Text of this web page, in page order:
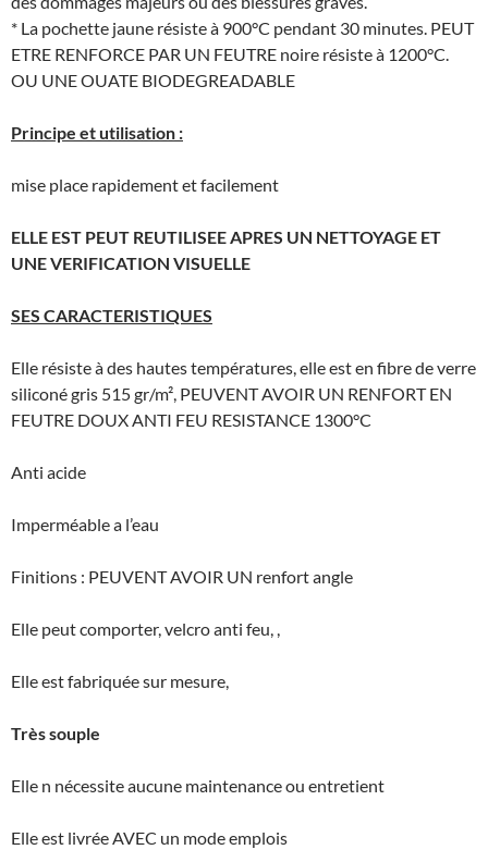
* La pochette jaune résiste à 900°C pendant 30 minutes. PEUT
ETRE RENFORCE PAR UN FEUTRE noire résiste à 1200°C.
OU UNE OUATE BIODEGREADABLE
Principe et utilisation :
mise place rapidement et facilement
ELLE EST PEUT REUTILISEE APRES UN NETTOYAGE ET
UNE VERIFICATION VISUELLE
SES CARACTERISTIQUES
Elle résiste à des hautes températures, elle est en fibre de verre
siliconé gris 515 gr/m², PEUVENT AVOIR UN RENFORT EN
FEUTRE DOUX ANTI FEU RESISTANCE 1300°C
Anti acide
Imperméable a l’eau
Finitions : PEUVENT AVOIR UN renfort angle
Elle peut comporter, velcro anti feu, ,
Elle est fabriquée sur mesure,
Très souple
Elle n nécessite aucune maintenance ou entretient
Elle est livrée AVEC un mode emplois